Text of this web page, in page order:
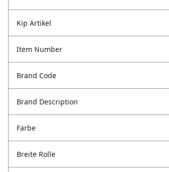
Kip Artikel
Item Number
Brand Code
Brand Description
Farbe
Breite Rolle